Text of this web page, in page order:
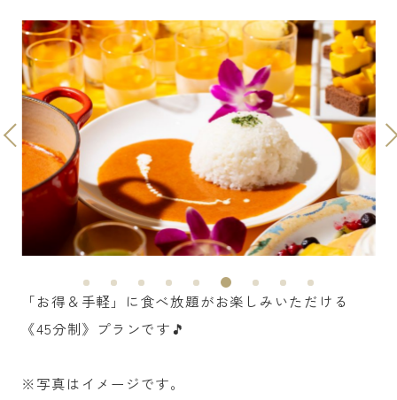
「お得＆手軽」に食べ放題がお楽しみいただける
《45分制》プランです🎵
※写真はイメージです。